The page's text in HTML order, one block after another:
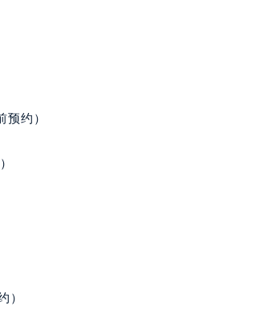
提前预约）
提前预约）
需提前预约）
（芙蓉广场）10层13室（需提前预约）
整层（需提前预约）
层整层（需提前预约）
）
约）
）